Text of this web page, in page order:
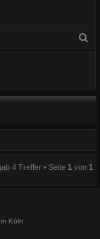
4 Treffer • Seite 1von 1
Köln